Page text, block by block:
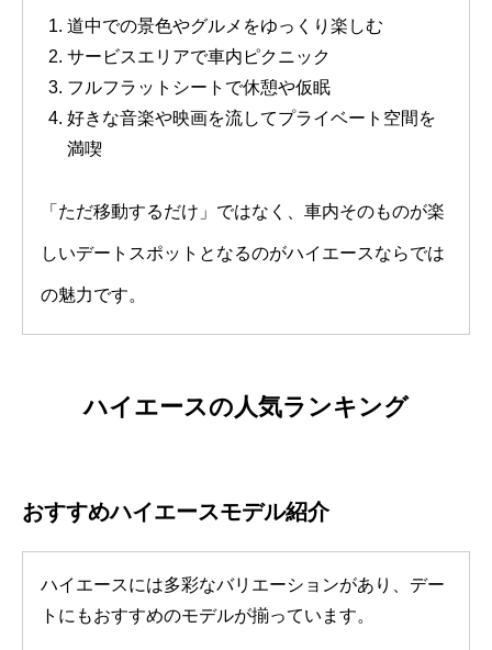
道中での景色やグルメをゆっくり楽しむ
サービスエリアで車内ピクニック
フルフラットシートで休憩や仮眠
好きな音楽や映画を流してプライベート空間を
満喫
「ただ移動するだけ」ではなく、車内そのものが楽
しいデートスポットとなるのがハイエースならでは
の魅力です。
ハイエースの人気ランキング
おすすめハイエースモデル紹介
ハイエースには多彩なバリエーションがあり、デー
トにもおすすめのモデルが揃っています。